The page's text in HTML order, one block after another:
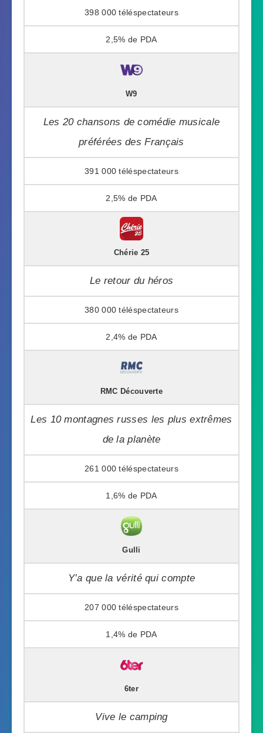
398 000
2,5%
W9
Les 20 chansons de comédie musicale
préférées des Français
391 000
2,5%
Chérie 25
Le retour du héros
380 000
2,4%
RMC Découverte
Les 10 montagnes russes les plus extrêmes
de la planète
261 000
1,6%
Gulli
Y’a que la vérité qui compte
207 000
1,4%
6ter
Vive le camping